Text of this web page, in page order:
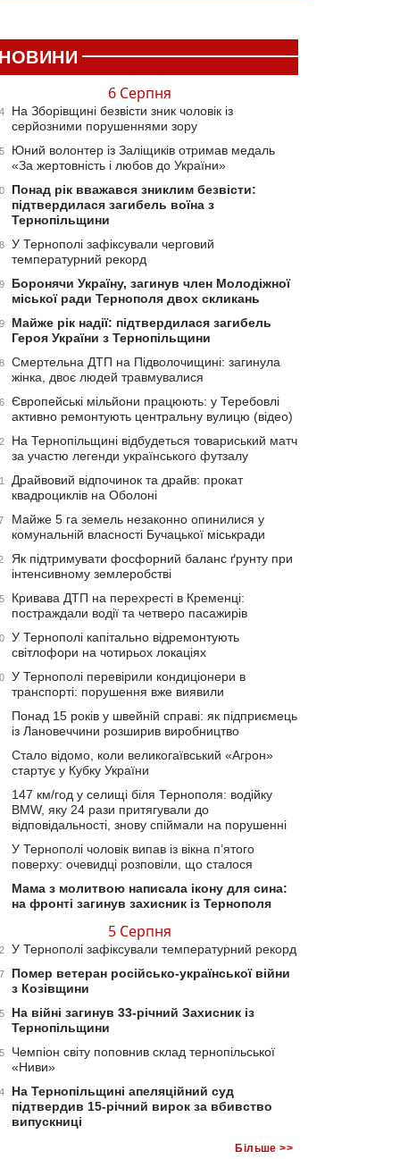
НОВИНИ
6 Серпня
На Зборівщині безвісти зник чоловік із
серйозними порушеннями зору
Юний волонтер із Заліщиків отримав медаль
«За жертовність і любов до України»
Понад рік вважався зниклим безвісти:
підтвердилася загибель воїна з
Тернопільщини
У Тернополі зафіксували черговий
температурний рекорд
Боронячи Україну, загинув член Молодіжної
міської ради Тернополя двох скликань
Майже рік надії: підтвердилася загибель
Героя України з Тернопільщини
Смертельна ДТП на Підволочищині: загинула
жінка, двоє людей травмувалися
Європейські мільйони працюють: у Теребовлі
активно ремонтують центральну вулицю (відео)
На Тернопільщині відбудеться товариський матч
за участю легенди українського футзалу
Драйвовий відпочинок та драйв: прокат
квадроциклів на Оболоні
Майже 5 га земель незаконно опинилися у
комунальній власності Бучацької міськради
Як підтримувати фосфорний баланс ґрунту при
інтенсивному землеробстві
Кривава ДТП на перехресті в Кременці:
постраждали водії та четверо пасажирів
У Тернополі капітально відремонтують
світлофори на чотирьох локаціях
У Тернополі перевірили кондиціонери в
транспорті: порушення вже виявили
Понад 15 років у швейній справі: як підприємець
із Лановеччини розширив виробництво
Стало відомо, коли великогаївський «Агрон»
стартує у Кубку України
147 км/год у селищі біля Тернополя: водійку
BMW, яку 24 рази притягували до
відповідальності, знову спіймали на порушенні
У Тернополі чоловік випав із вікна п’ятого
поверху: очевидці розповіли, що сталося
Мама з молитвою написала ікону для сина:
на фронті загинув захисник із Тернополя
5 Серпня
У Тернополі зафіксували температурний рекорд
Помер ветеран російсько-української війни
з Козівщини
На війні загинув 33-річний Захисник із
Тернопільщини
Чемпіон світу поповнив склад тернопільської
«Ниви»
На Тернопільщині апеляційний суд
підтвердив 15-річний вирок за вбивство
випускниці
Більше >>